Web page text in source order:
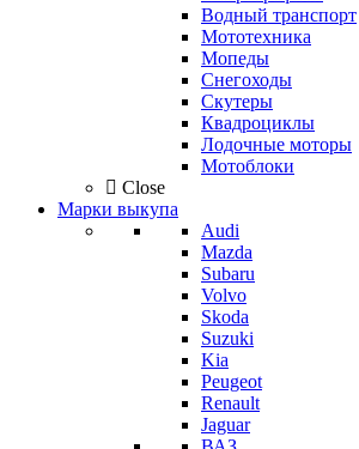
Водный транспорт
Мототехника
Мопеды
Снегоходы
Скутеры
Квадроциклы
Лодочные моторы
Мотоблоки
Close
Марки выкупа
Audi
Mazda
Subaru
Volvo
Skoda
Suzuki
Kia
Peugeot
Renault
Jaguar